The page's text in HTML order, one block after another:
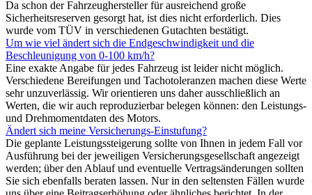
Da schon der Fahrzeughersteller für ausreichend große
Sicherheitsreserven gesorgt hat, ist dies nicht erforderlich. Dies
wurde vom TÜV in verschiedenen Gutachten bestätigt.
Um wie viel ändert sich die Endgeschwindigkeit und die
Beschleunigung von 0-100 km/h?
Eine exakte Angabe für jedes Fahrzeug ist leider nicht möglich.
Verschiedene Bereifungen und Tachotoleranzen machen diese Werte
sehr unzuverlässig. Wir orientieren uns daher ausschließlich an
Werten, die wir auch reproduzierbar belegen können: den Leistungs-
und Drehmomentdaten des Motors.
Ändert sich meine Versicherungs-Einstufung?
Die geplante Leistungssteigerung sollte von Ihnen in jedem Fall vor
Ausführung bei der jeweiligen Versicherungsgesellschaft angezeigt
werden; über den Ablauf und eventuelle Vertragsänderungen sollten
Sie sich ebenfalls beraten lassen. Nur in den seltensten Fällen wurde